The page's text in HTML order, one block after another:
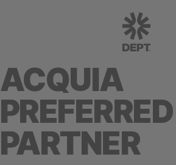
ACQUIA
PREFERRED
PARTNER